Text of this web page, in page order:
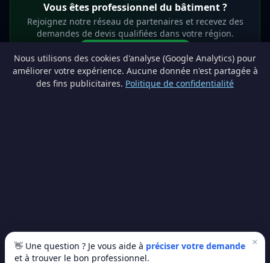
Nous utilisons des cookies d'analyse (Google Analytics) pour
améliorer votre expérience. Aucune donnée n'est partagée à
des fins publicitaires. Politique de confidentialité
Vous êtes professionnel du bâtiment ?
Rejoignez notre réseau de partenaires et recevez des
demandes de devis qualifiées dans votre région.
info@lesprosdemaville.be
conseil personnalisé.
×
👋 Une question ? Je vous aide à préciser votre demande
et à trouver le bon professionnel.